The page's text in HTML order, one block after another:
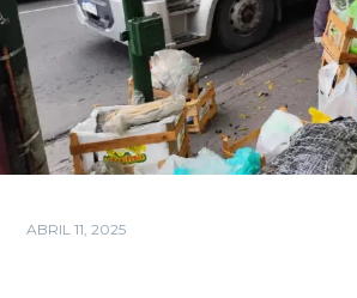
ABRIL 11, 2025